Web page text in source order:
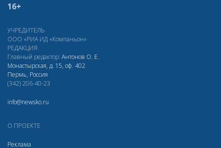
16+
УЧРЕДИТЕЛЬ
ООО «РИА ИД «Компаньон»
РЕДАКЦИЯ
Главный редактор: Антонов О. Е.
Монастырская, д. 15, оф. 402
Пермь, Россия
(342) 206-40-23
info@newsko.ru
О ПРОЕКТЕ
Реклама